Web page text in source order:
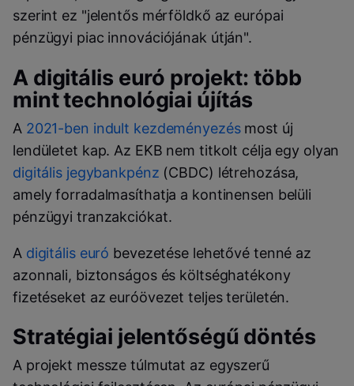
szerint ez "jelentős mérföldkő az európai
pénzügyi piac innovációjának útján".
A digitális euró projekt: több
mint technológiai újítás
A 2021-ben indult kezdeményezésmost új
lendületet kap. Az EKB nem titkolt célja egy olyan
digitális jegybankpénz (CBDC) létrehozása,
amely forradalmasíthatja a kontinensen belüli
pénzügyi tranzakciókat.
A digitális euró bevezetése lehetővé tenné az
azonnali, biztonságos és költséghatékony
fizetéseket az euróövezet teljes területén.
Stratégiai jelentőségű döntés
A projekt messze túlmutat az egyszerű